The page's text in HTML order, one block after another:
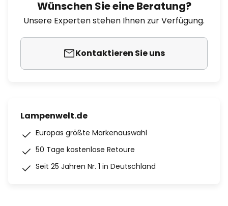
Wünschen Sie eine Beratung?
Unsere Experten stehen Ihnen zur Verfügung.
Kontaktieren Sie uns
Lampenwelt.de
Europas größte Markenauswahl
50 Tage kostenlose Retoure
Seit 25 Jahren Nr. 1 in Deutschland